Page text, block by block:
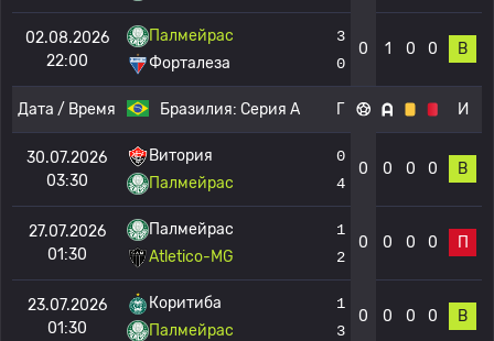
02.08.2026
22:00
Палмейрас
Форталеза
3
0
0 1 0 0 В
Дата / Время Бразилия: Серия А Г И
30.07.2026
03:30
Витория
Палмейрас
0
4
0 0 0 0 В
27.07.2026
01:30
Палмейрас
Atletico-MG
1
2
0 0 0 0 П
23.07.2026
01:30
Коритиба
Палмейрас
1
3
0 0 0 0 В